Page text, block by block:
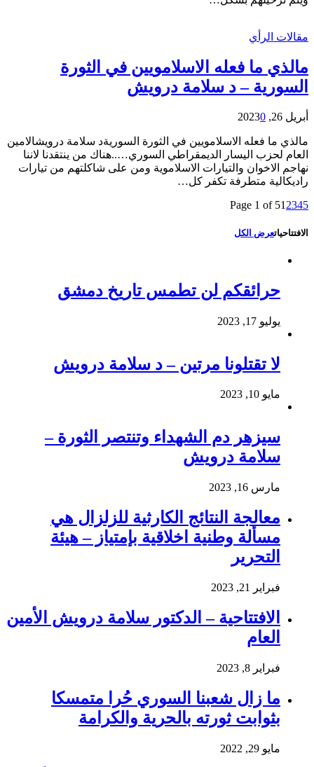
مقالات الرأي
مالذي ما فعله الاسلامويين في الثورة
السورية – د سلامة درويش
أبريل 26, 2023 0
مالذي ما فعله الاسلامويين في الثورة السوريةد سلامة درويشالامين
العام لحزب اليسار الديمقراطي السوري…..هناك من ينتقدنا لاننا
نهاجم الاخوان والتيارات الاسلاموية ومن على شاكلتهم من تيارات
راديكالية متطرفة تكفر كل…
Page 1 of 512345
الافتتاحياتعرض الكل
حرائقكم لن تطمس تاريخ دمشق
يوليو 17, 2023
لا تقتلونا مرتين – د سلامة درويش
مايو 10, 2023
سيزهر دم الشهداء وتنتصر الثورة –
سلامة درويش
مارس 16, 2023
معالجة النتائج الكارثية للزلزال هي
مسألة وطنية اخلاقية بإمتياز – هيئة
التحرير
فبراير 21, 2023
الافتتاحية – الدكتور سلامة درويش الأمين
العام
فبراير 8, 2023
ما زال شعبنا السوري حُرا متمسكا
بثوابت ثورته بالحرية والكرامة
مايو 29, 2022